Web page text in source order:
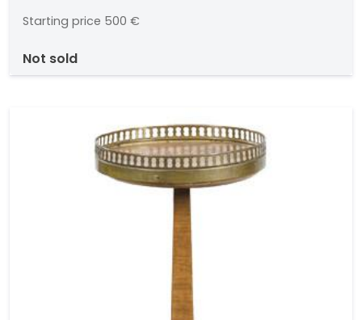
Starting price 500 €
not sold